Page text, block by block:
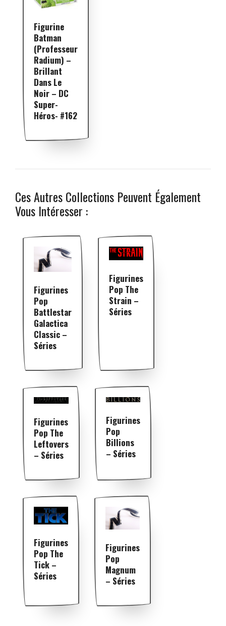
Figurine
Batman
(Professeur
Radium) –
Brillant
Dans Le
Noir – DC
Super-
Héros- #162
Ces Autres Collections Peuvent Également
Vous Intéresser :
Figurines
Pop
Battlestar
Galactica
Classic –
Séries
Figurines
Pop The
Strain –
Séries
Figurines
Pop The
Leftovers
– Séries
Figurines
Pop
Billions
– Séries
Figurines
Pop The
Tick –
Séries
Figurines
Pop
Magnum
– Séries